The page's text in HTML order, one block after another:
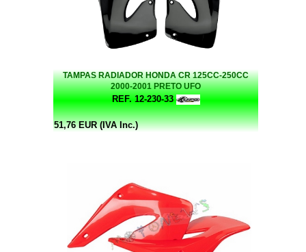
TAMPAS RADIADOR HONDA CR 125CC-250CC
2000-2001 PRETO UFO
REF. 12-230-33
51,76 EUR (IVA Inc.)